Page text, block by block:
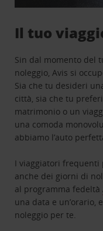
Il tuo
Sin dal momento del
noleggio, Avis si
Sia che tu desideri
città, sia che tu
matrimonio o un
una comoda
abbiamo l’auto
I viaggiatori frequenti
anche dei giorni di
al programma fedeltà
una data e un’orario,
noleggio per te.